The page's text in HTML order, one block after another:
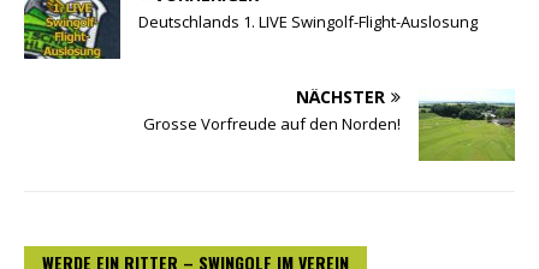
,
u
m
a
u
t
p
z
Deutschlands 1. LIVE Swingolf-Flight-Auslosung
NÄCHSTER
Grosse Vorfreude auf den Norden!
WERDE EIN RITTER – SWINGOLF IM VEREIN